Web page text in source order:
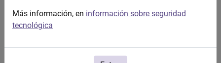
Más información, en información sobre seguridad
tecnológica